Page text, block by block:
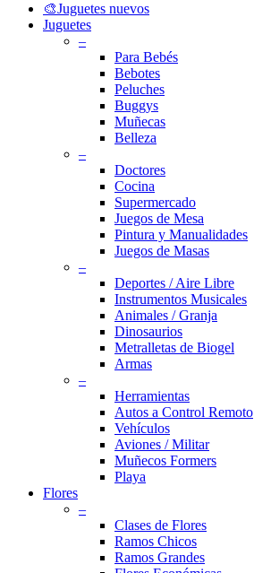
🎨Juguetes nuevos
Juguetes
–
Para Bebés
Bebotes
Peluches
Buggys
Muñecas
Belleza
–
Doctores
Cocina
Supermercado
Juegos de Mesa
Pintura y Manualidades
Juegos de Masas
–
Deportes / Aire Libre
Instrumentos Musicales
Animales / Granja
Dinosaurios
Metralletas de Biogel
Armas
–
Herramientas
Autos a Control Remoto
Vehículos
Aviones / Militar
Muñecos Formers
Playa
Flores
–
Clases de Flores
Ramos Chicos
Ramos Grandes